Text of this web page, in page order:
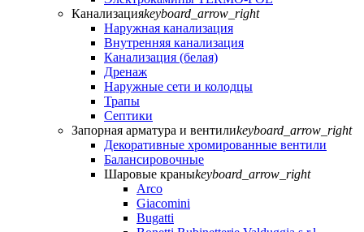
Канализацияkeyboard_arrow_right
Наружная канализация
Внутренняя канализация
Канализация (белая)
Дренаж
Наружные сети и колодцы
Трапы
Септики
Запорная арматура и вентилиkeyboard_arrow_right
Декоративные хромированные вентили
Балансировочные
Шаровые краныkeyboard_arrow_right
Arco
Giacomini
Bugatti